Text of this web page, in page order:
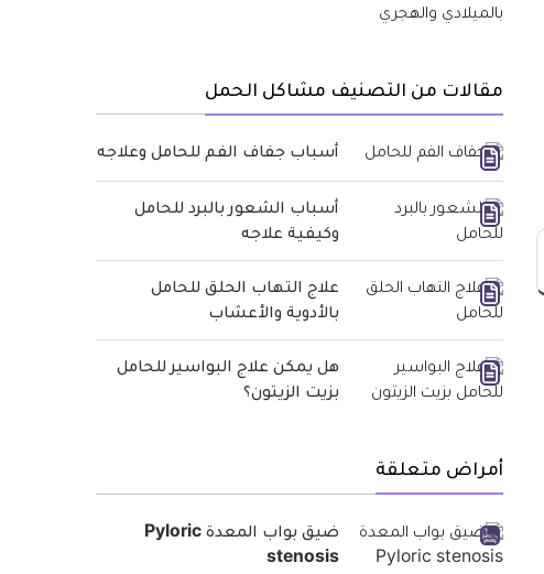
مقالات من التصنيف مشاكل الحمل
أسباب جفاف الفم للحامل وعلاجه
أسباب الشعور بالبرد للحامل
وكيفية علاجه
علاج التهاب الحلق للحامل
بالأدوية والأعشاب
هل يمكن علاج البواسير للحامل
بزيت الزيتون؟
أمراض متعلقة
ضيق بواب المعدة Pyloric
stenosis